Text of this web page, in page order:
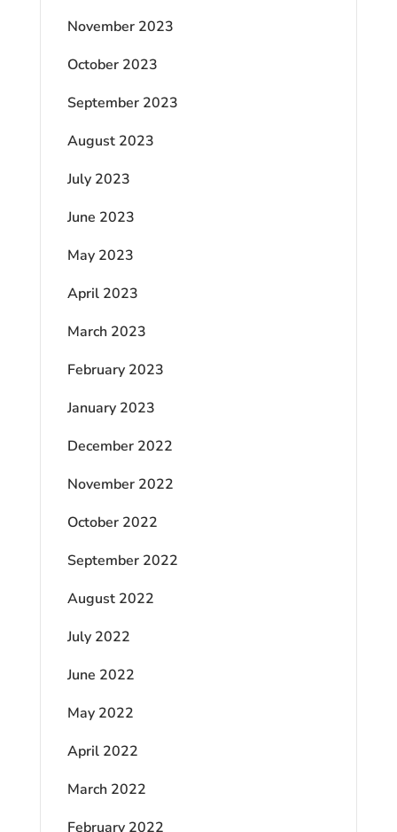
November 2023
October 2023
September 2023
August 2023
July 2023
June 2023
May 2023
April 2023
March 2023
February 2023
January 2023
December 2022
November 2022
October 2022
September 2022
August 2022
July 2022
June 2022
May 2022
April 2022
March 2022
February 2022